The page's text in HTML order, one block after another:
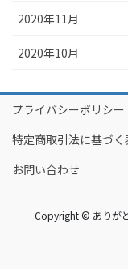
2020年11月
2020年10月
プライバシーポリシー
特定商取引法に基づく
お問い合わせ
Copyright © ありが